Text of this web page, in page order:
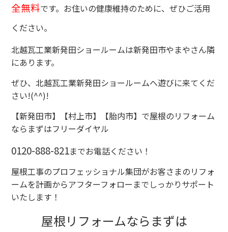
全無料です。お住いの健康維持のために、ぜひご活用
ください。
北越瓦工業新発田ショールームは新発田市やまやさん隣
にあります。
ぜひ、北越瓦工業新発田ショールームへ遊びに来てくだ
さい!(^^)!
【新発田市】【村上市】【胎内市】で屋根のリフォーム
ならまずはフリーダイヤル
0120-888-821までお電話ください！
屋根工事のプロフェッショナル集団がお客さまのリフォ
ームを計画からアフターフォローまでしっかりサポート
いたします！
屋根リフォームならまずは